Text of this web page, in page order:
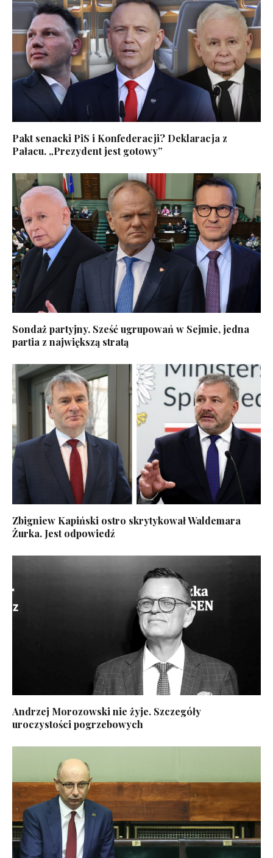
Pakt senacki PiS i Konfederacji? Deklaracja z
Pałacu. „Prezydent jest gotowy”
Sondaż partyjny. Sześć ugrupowań w Sejmie, jedna
partia z największą stratą
Zbigniew Kapiński ostro skrytykował Waldemara
Żurka. Jest odpowiedź
Andrzej Morozowski nie żyje. Szczegóły
uroczystości pogrzebowych